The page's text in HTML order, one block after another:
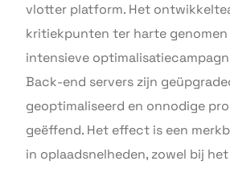
vlotter platform. Het
kritiekpunten ter harte genomen
intensieve
Back-end servers zijn
geoptimaliseerd en onnodige
geëffend. Het effect is een
in oplaadsnelheden, zowel bij